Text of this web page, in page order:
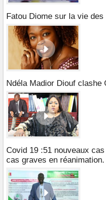
Fatou Diome sur la vie
Ndéla Madior Diouf clashe
Covid 19 :51 nouveaux
cas graves en réanimation.